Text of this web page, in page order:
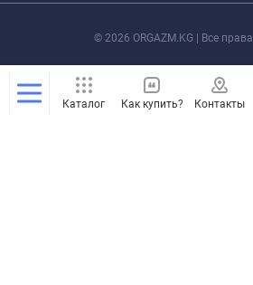
© 2026 ORGAZM.KG | Все
Каталог Как купить? Контакты